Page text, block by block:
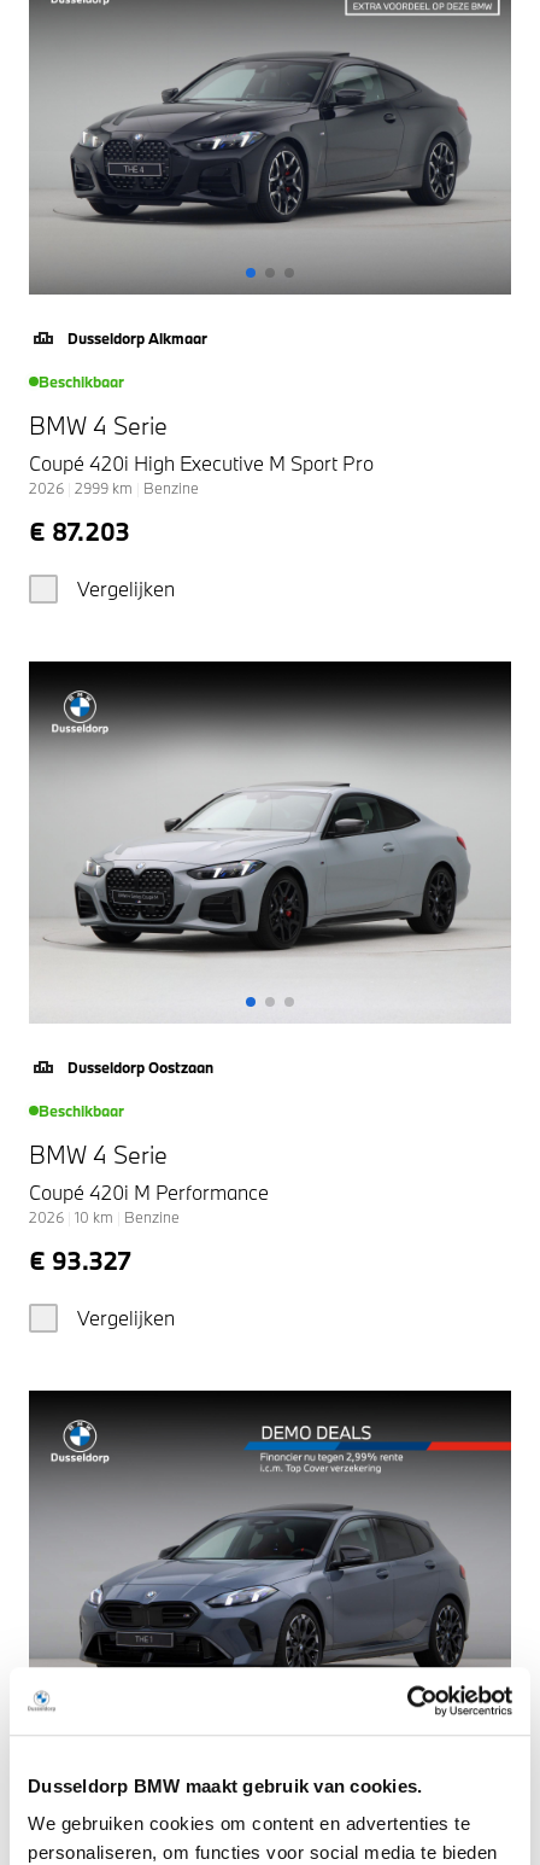
Dusseldorp BMW maakt gebruik van cookies.
We gebruiken cookies om content en advertenties te
personaliseren, om functies voor social media te bieden
Dusseldorp Alkmaar
Beschikbaar
BMW 4 Serie
Coupé 420i High Executive M Sport Pro
2026 2999 km Benzine
€ 87.203
Vergelijken
Dusseldorp Oostzaan
Beschikbaar
BMW 4 Serie
Coupé 420i M Performance
2026 10 km Benzine
€ 93.327
Vergelijken
Dusseldorp Deventer
Beschikbaar